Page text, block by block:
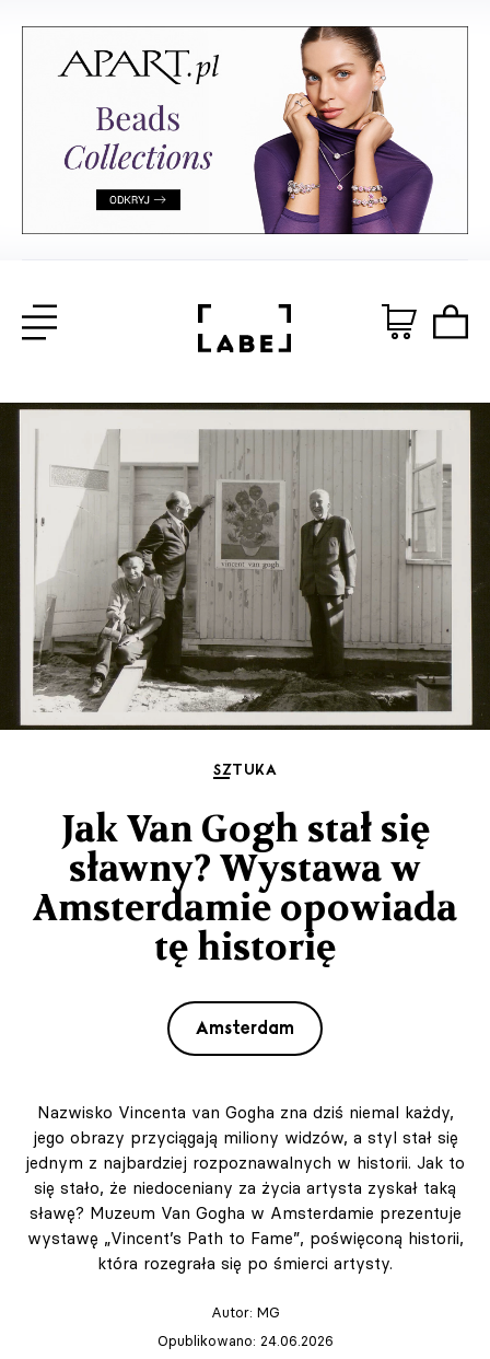
SZTUKA
Jak Van Gogh stał się
sławny? Wystawa w
Amsterdamie opowiada
tę historię
Amsterdam
Nazwisko Vincenta van Gogha zna dziś niemal każdy,
jego obrazy przyciągają miliony widzów, a styl stał się
jednym z najbardziej rozpoznawalnych w historii. Jak to
się stało, że niedoceniany za życia artysta zyskał taką
sławę? Muzeum Van Gogha w Amsterdamie prezentuje
wystawę „Vincent’s Path to Fame”, poświęconą historii,
która rozegrała się po śmierci artysty.
Autor: MG
Opublikowano: 24.06.2026